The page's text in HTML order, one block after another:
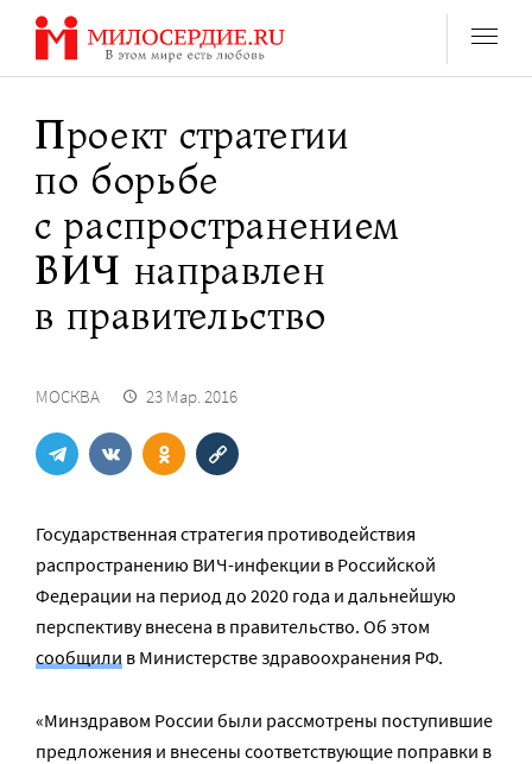
Перейти
содержанию
Проект стратегии
по борьбе
с распространением
ВИЧ направлен
в правительство
МОСКВА 23 Мар. 2016
Государственная стратегия противодействия
распространению ВИЧ-инфекции в Российской
Федерации на период до 2020 года и дальнейшую
перспективу внесена в правительство. Об этом
сообщили в Министерстве здравоохранения РФ.
«Минздравом России были рассмотрены поступившие
предложения и внесены соответствующие поправки в